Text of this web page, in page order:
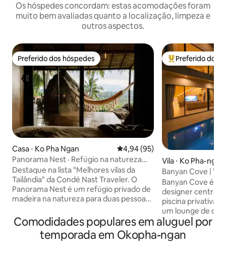
Os hóspedes concordam: estas acomodações foram
muito bem avaliadas quanto a localização, limpeza e
outros aspectos.
Preferido dos hóspedes
Preferido dos hóspedes
Casa ⋅ Ko Pha Ngan 4,94 de uma avaliação média
4,94 (95)
Panorama Nest · Refúgio na natureza
com vista para o mar e ar-condicionado
Destaque na lista "Melhores vilas da
Tailândia" da Condé Nast Traveler. O
Panorama Nest é um refúgio privado de
madeira na natureza para duas pessoas,
vista panorâmica para o mar e para a ilha.
Destaques: 🌅 Vistas deslumbrantes 🛏️
Quarto com vista para o mar e ar-
Entre os
Preferido dos
Vila ⋅ Ko Pha-ngan
Banyan Cove |
salgada e lounge
Banyan Cove é
designer
piscina privativa
um lounge de
na beira da água.
ao teto abrem a
espaçoso terraço
Comodidades populares em aluguel por
temporada em Okopha-ngan